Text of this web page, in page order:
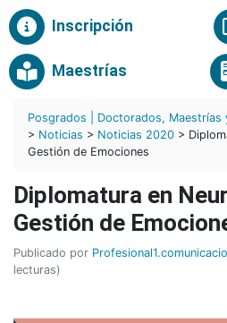
Inscripción
Maestrías
Posgrados | Doctorados, Maestrías
> Noticias > Noticias 2020 >
Gestión de Emociones
Diplomatura en
Gestión de
Publicado por
lecturas)